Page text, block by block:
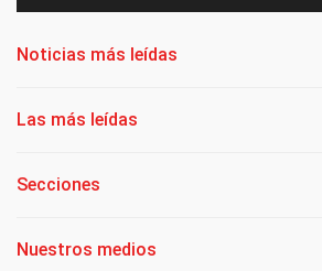
Noticias más leídas
Las más leídas
Secciones
Nuestros medios